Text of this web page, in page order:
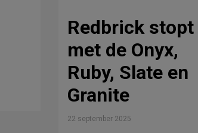
Redbrick stopt
met de Onyx,
Ruby, Slate en
Granite
22 september 2025